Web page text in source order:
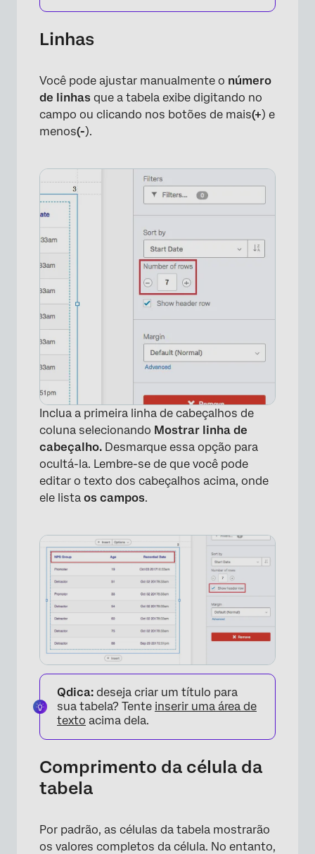
Linhas
Você pode ajustar manualmente o número
de linhas que a tabela exibe digitando no
campo ou clicando nos botões de mais(+) e
menos(-).
×
Inclua a primeira linha de cabeçalhos de
coluna selecionando Mostrar linha de
cabeçalho. Desmarque essa opção para
ocultá-la. Lembre-se de que você pode
editar o texto dos cabeçalhos acima, onde
ele lista os campos.
Qdica: deseja criar um título para
sua tabela? Tente inserir uma área de
texto acima dela.
Comprimento da célula da
tabela
Por padrão, as células da tabela mostrarão
os valores completos da célula. No entanto,